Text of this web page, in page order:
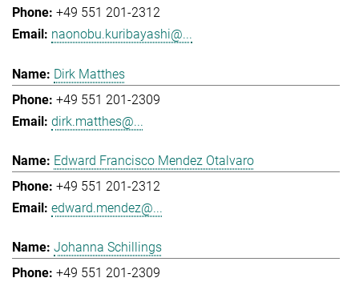
+49 551 201-2312
naonobu.kuribayashi@...
Dirk Matthes
+49 551 201-2309
dirk.matthes@...
Edward Francisco Mendez Otalvaro
+49 551 201-2312
edward.mendez@...
Johanna Schillings
+49 551 201-2309